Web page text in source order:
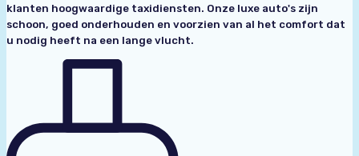
klanten hoogwaardige taxidiensten. Onze luxe auto's zijn
schoon, goed onderhouden en voorzien van al het comfort dat
u nodig heeft na een lange vlucht.